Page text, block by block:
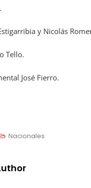
y Nicolás
Tello.
José Fierro.
Nacionales